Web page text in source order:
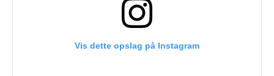
Vis dette opslag på Instagram